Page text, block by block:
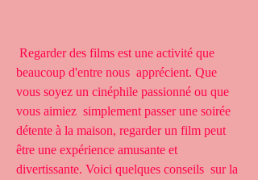
beaucoup d'entre nous  apprécient. Que
vous soyez un cinéphile passionné ou que
vous aimiez  simplement passer une soirée
détente à la maison, regarder un film peut
être une expérience amusante et
divertissante. Voici quelques conseils  sur la